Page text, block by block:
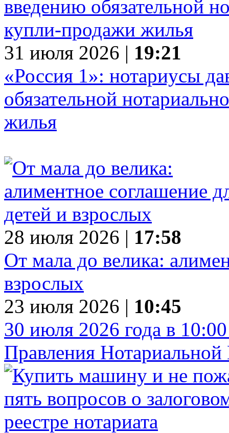
31 июля 2026 | 19:21
«Россия 1»: нотариусы
обязательной
жилья
28 июля 2026 | 17:58
От мала до велика:
взрослых
23 июля 2026 | 10:45
30 июля 2026 года в 10:00
Правления